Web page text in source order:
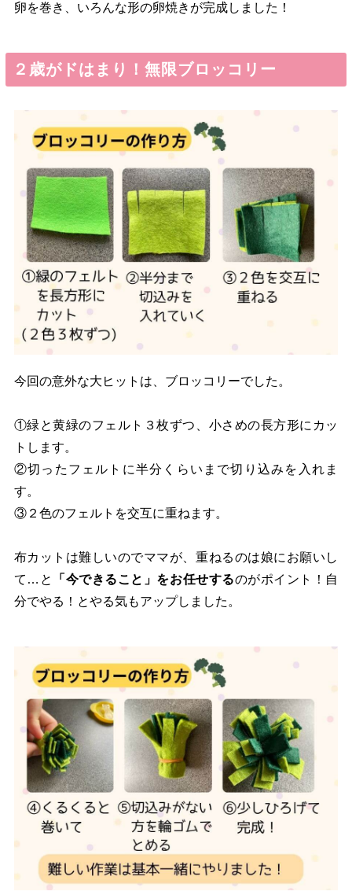
卵を巻き、いろんな形の卵焼きが完成しました！
２歳がドはまり！無限ブロッコリー
今回の意外な大ヒットは、ブロッコリーでした。
①緑と黄緑のフェルト３枚ずつ、小さめの長方形にカッ
トします。
②切ったフェルトに半分くらいまで切り込みを入れま
す。
③２色のフェルトを交互に重ねます。
布カットは難しいのでママが、重ねるのは娘にお願いし
て…と
「今できること」をお任せするのがポイント！自
分でやる！とやる気もアップしました。